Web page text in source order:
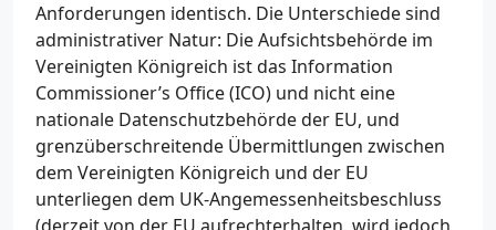
Anforderungen identisch. Die Unterschiede sind
administrativer Natur: Die Aufsichtsbehörde im
Vereinigten Königreich ist das Information
Commissioner’s Office (ICO) und nicht eine
nationale Datenschutzbehörde der EU, und
grenzüberschreitende Übermittlungen zwischen
dem Vereinigten Königreich und der EU
unterliegen dem UK-Angemessenheitsbeschluss